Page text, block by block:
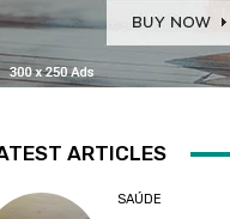
ARTICLES
SAÚDE